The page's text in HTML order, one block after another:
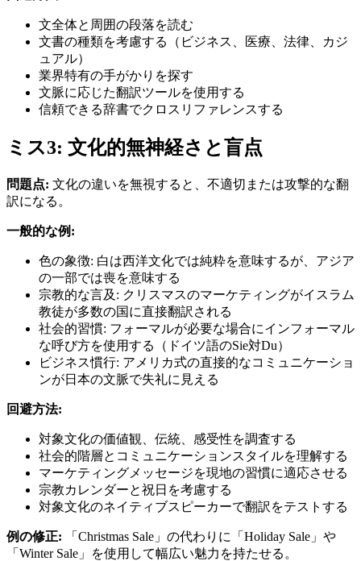
文全体と周囲の段落を読む
文書の種類を考慮する（ビジネス、医療、法律、カジ
ュアル）
業界特有の手がかりを探す
文脈に応じた翻訳ツールを使用する
信頼できる辞書でクロスリファレンスする
ミス3: 文化的無神経さと盲点
問題点: 文化の違いを無視すると、不適切または攻撃的な翻
訳になる。
一般的な例:
色の象徴: 白は西洋文化では純粋を意味するが、アジア
の一部では喪を意味する
宗教的な言及: クリスマスのマーケティングがイスラム
教徒が多数の国に直接翻訳される
社会的習慣: フォーマルが必要な場合にインフォーマル
な呼び方を使用する（ドイツ語のSie対Du）
ビジネス慣行: アメリカ式の直接的なコミュニケーショ
ンが日本の文脈で失礼に見える
回避方法:
対象文化の価値観、伝統、感受性を調査する
社会的階層とコミュニケーションスタイルを理解する
マーケティングメッセージを現地の習慣に適応させる
宗教カレンダーと祝日を考慮する
対象文化のネイティブスピーカーで翻訳をテストする
例の修正: 「Christmas Sale」の代わりに「Holiday Sale」や
「Winter Sale」を使用して幅広い魅力を持たせる。